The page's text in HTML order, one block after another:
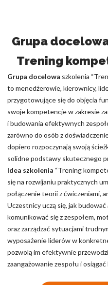
Grupa
Trening
Grupa docelowa szkolenia
to menedżerowie, kierownicy,
przygotowujące się do objęcia
swoje kompetencje w zakresie
i budowania efektywnych
zarówno do osób z
dopiero rozpoczynają swoją
solidne podstawy skutecznego
Idea szkolenia “Trening
się na rozwijaniu praktycznych
połączenie teorii z ćwiczeniami,
Uczestnicy uczą się, jak
komunikować się z zespołem,
oraz zarządzać sytuacjami
wyposażenie liderów w
pozwolą im efektywnie
zaangażowanie zespołu i